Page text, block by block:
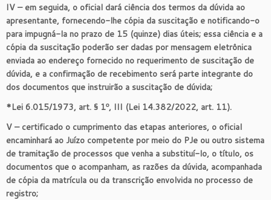
IV – em seguida, o oficial dará ciência dos termos da dúvida ao
apresentante, fornecendo-lhe cópia da suscitação e notificando-o
para impugná-la no prazo de 15 (quinze) dias úteis; essa ciência e a
cópia da suscitação poderão ser dadas por mensagem eletrônica
enviada ao endereço fornecido no requerimento de suscitação de
dúvida, e a confirmação de recebimento será parte integrante do
dos documentos que instruirão a suscitação de dúvida;
*Lei 6.015/1973, art. § 1º, III (Lei 14.382/2022, art. 11).
V – certificado o cumprimento das etapas anteriores, o oficial
encaminhará ao Juízo competente por meio do PJe ou outro sistema
de tramitação de processos que venha a substituí-lo, o título, os
documentos que o acompanham, as razões da dúvida, acompanhada
de cópia da matrícula ou da transcrição envolvida no processo de
registro;